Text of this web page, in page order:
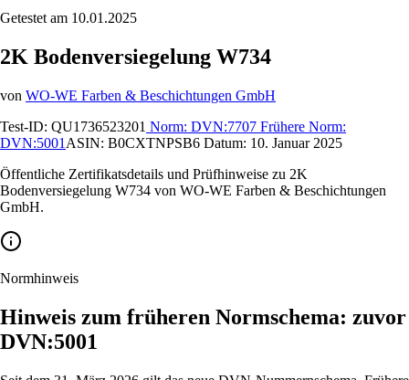
Getestet am 10.01.2025
2K Bodenversiegelung W734
von WO-WE Farben & Beschichtungen GmbH
Test-ID: QU1736523201 Norm: DVN:7707 Frühere Norm:
DVN:5001 ASIN: B0CXTNPSB6 Datum: 10. Januar 2025
Öffentliche Zertifikatsdetails und Prüfhinweise zu 2K
Bodenversiegelung W734 von WO-WE Farben & Beschichtungen
GmbH.
Normhinweis
Hinweis zum früheren Normschema: zuvor
DVN:5001